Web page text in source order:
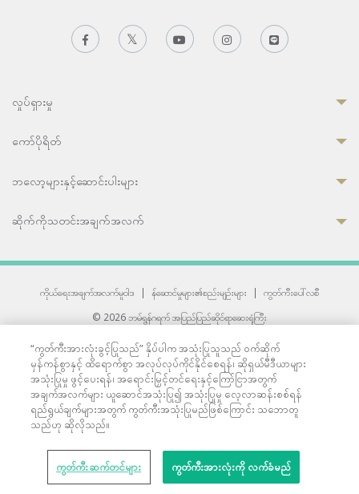
လှုပ်ရှားမှု
ကော်ပိုရိတ်
ဘလော့များနှင့်ဆောင်းပါးများ
ဆိုက်ကိုသတင်းအချက်အလက်
ကိုယ်ရေးအချက်အလက်မူဝါဒ | န်ဆောင်မှုများ၏စည်းမျဉ်းများ |
ကွတ်ကီးပေါ်လစီ
© 2026 ဘမ်ရွန်ဂရက် အပြည်ပြည်ဆိုင်ရာဆေးရုံကြီး
33 Sukhumvit 3, Wattana, Bangkok 10110 Thailand.
All rights reserved.
“ကွတ်ကီးအားလုံးခွင့်ပြုသည်” နှိပ်ပါက အသုံးပြုသူသည် ဝက်ဆိုက်
မှန်ကန်စွာနှင့် ထိရောက်စွာ အလုပ်လုပ်ကိုင်နိုင်စေရန်၊ ဆိုရှယ်မီဒီယာများ
အသုံးပြုမှု ဖွင့်ပေးရန်၊ အရောင်းမြှင့်တင်ရေးနှင့်ကြော်ငြာအတွက်
အချက်အလက်များ ယူဆောင်အသုံးပြု၍ အသုံးပြုမှု လေ့လာဆန်းစစ်ရန်
ရည်ရွယ်ချက်များအတွက် ကွတ်ကီးအသုံးပြုမည်ဖြစ်ကြောင်း သဘောတူ
သည်ဟု ဆိုလိုသည်။
ကွတ်ကီးဆက်တင်များ ကွတ်ကီးအားလုံးကို လက်ခံမည်